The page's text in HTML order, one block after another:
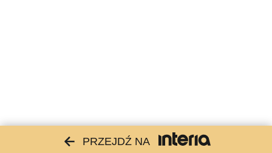
PRZEJDŹ NA